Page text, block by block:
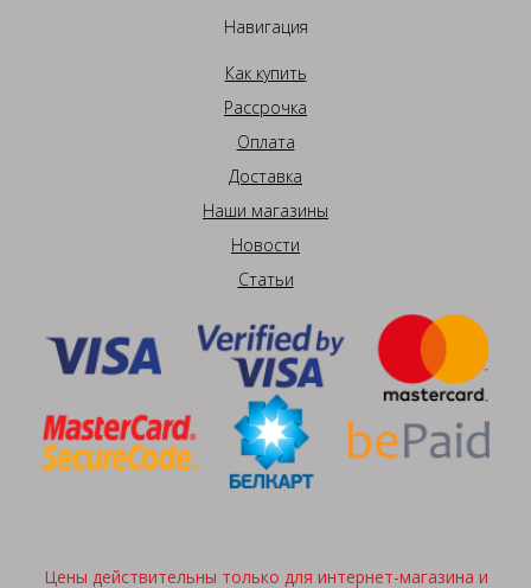
Навигация
Как купить
Рассрочка
Оплата
Доставка
Наши магазины
Новости
Статьи
Цены действительны только для интернет-магазина и